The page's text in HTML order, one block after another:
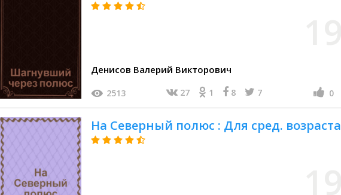
Денисов Валерий Викторович
2513 27 1 8 7 0
На Северный полюс : Для сред. возраста